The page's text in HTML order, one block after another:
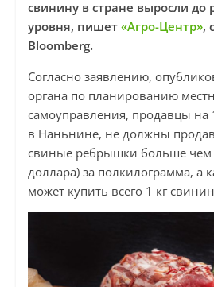
свинину в стране выросли до
уровня, пишет «Агро-Центр»,
Вloomberg.
Согласно заявлению,
органа по планированию
самоуправления, продавцы на
в Наньнине, не должны
свиные ребрышки больше чем
доллара) за полкилограмма, а
может купить всего 1 кг